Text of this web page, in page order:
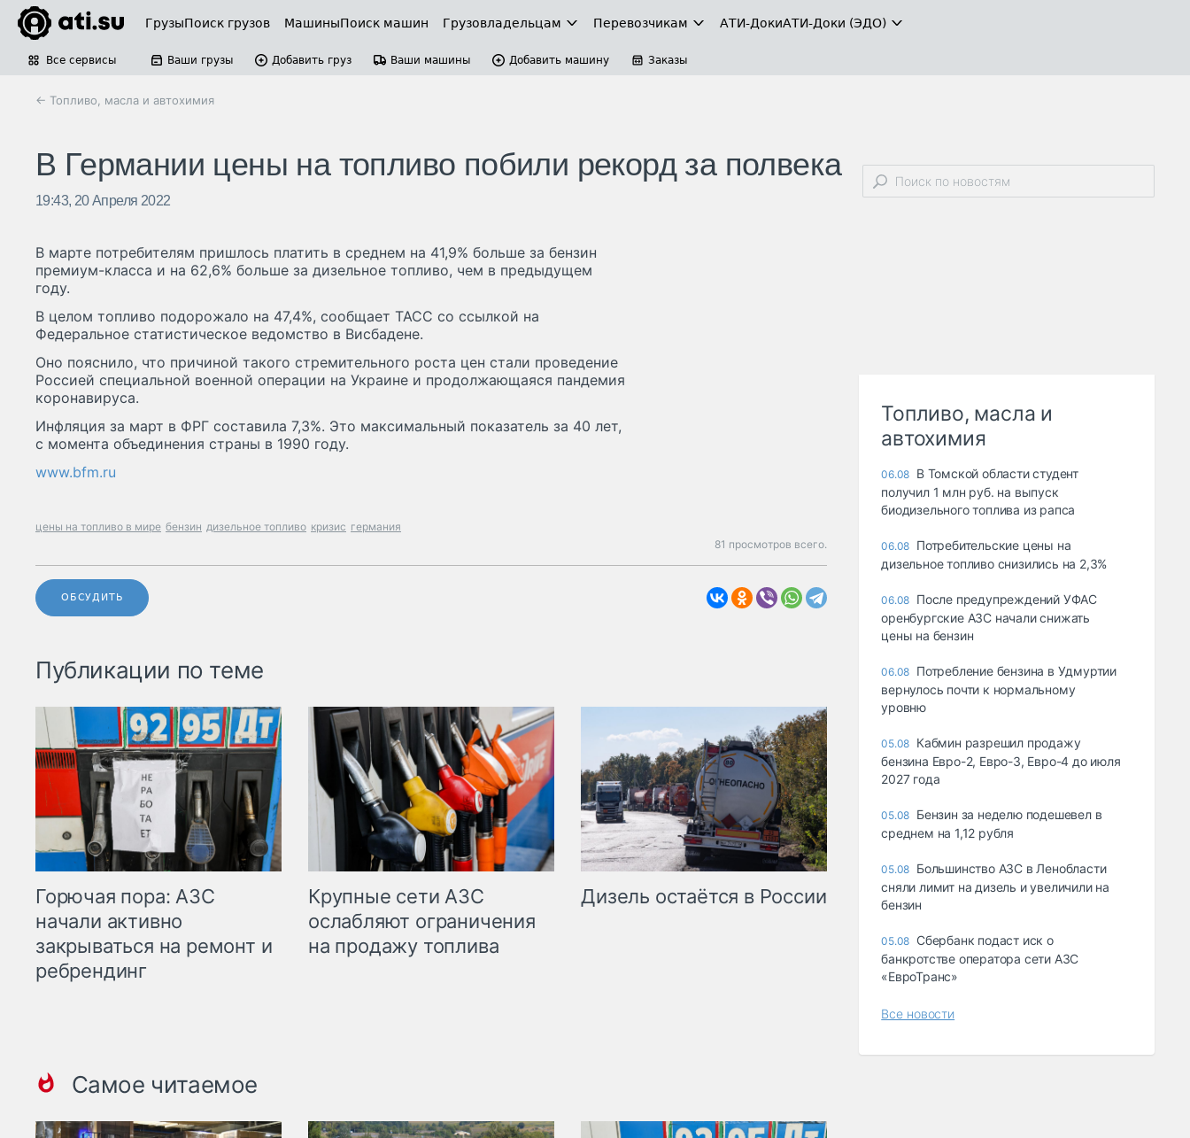
ГрузыПоиск грузов МашиныПоиск машин Грузовладельцам Перевозчикам АТИ-ДокиАТИ-Доки (ЭДО)
Все сервисы Ваши грузы Добавить груз Ваши машины Добавить машину Заказы
← Топливо, масла и автохимия
В Германии цены на топливо побили рекорд за полвека
19:43, 20 Апреля 2022
В марте потребителям пришлось платить в среднем на 41,9% больше за бензин
премиум-класса и на 62,6% больше за дизельное топливо, чем в предыдущем
году.
В целом топливо подорожало на 47,4%, сообщает ТАСС со ссылкой на
Федеральное статистическое ведомство в Висбадене.
Оно пояснило, что причиной такого стремительного роста цен стали проведение
Россией специальной военной операции на Украине и продолжающаяся пандемия
коронавируса.
Инфляция за март в ФРГ составила 7,3%. Это максимальный показатель за 40 лет,
с момента объединения страны в 1990 году.
www.bfm.ru
цены на топливо в мире бензин дизельное топливо кризис германия
81 просмотров всего.
ОБСУДИТЬ
Публикации по теме
Горючая пора: АЗС
начали активно
закрываться на ремонт и
ребрендинг
Крупные сети АЗС
ослабляют ограничения
на продажу топлива
Дизель остаётся в России
Самое читаемое
Топливо, масла и
автохимия
06.08 В Томской области студент
получил 1 млн руб. на выпуск
биодизельного топлива из рапса
06.08 Потребительские цены на
дизельное топливо снизились на 2,3%
06.08 После предупреждений УФАС
оренбургские АЗС начали снижать
цены на бензин
06.08 Потребление бензина в Удмуртии
вернулось почти к нормальному
уровню
05.08 Кабмин разрешил продажу
бензина Евро-2, Евро-3, Евро-4 до июля
2027 года
05.08 Бензин за неделю подешевел в
среднем на 1,12 рубля
05.08 Большинство АЗС в Ленобласти
сняли лимит на дизель и увеличили на
бензин
05.08 Сбербанк подаст иск о
банкротстве оператора сети АЗС
«ЕвроТранс»
Все новости